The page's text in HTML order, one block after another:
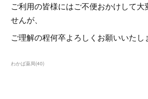
ご利用の皆様にはご不便おかけして大
せんが、
ご理解の程何卒よろしくお願いいたし
わかば薬局(40)